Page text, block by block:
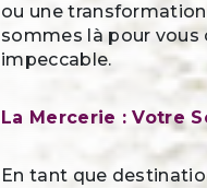
ou une
sommes là pour
impeccable.
La Mercerie : Votre
En tant que